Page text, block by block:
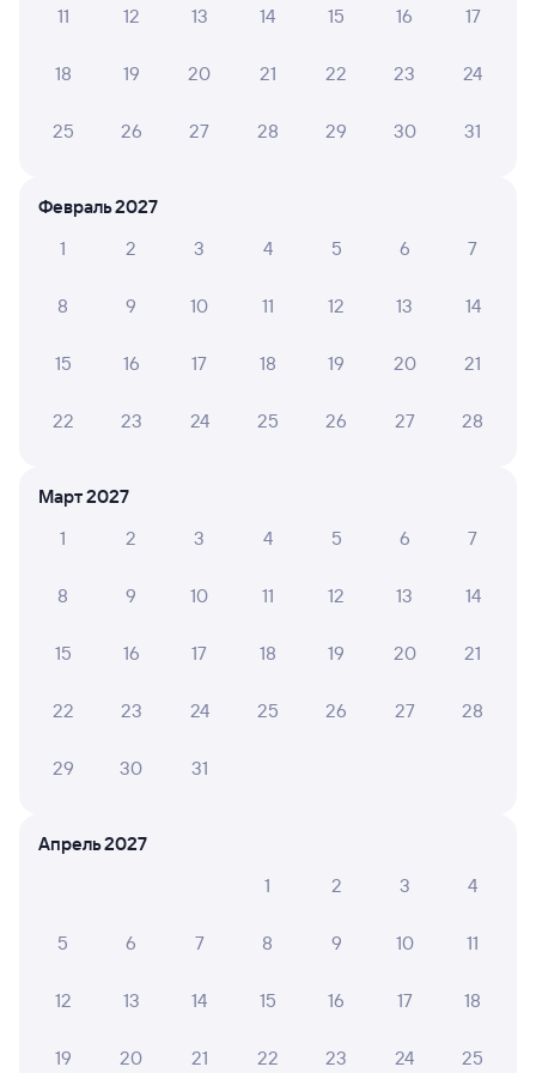
Железнодорожные билеты Ленинское
11 12 13 14 15 16 17
18 19 20 21 22 23 24
25 26 27 28 29 30 31
Февраль 2027
1
2 3 4 5 6 7
8 9 10 11 12 13 14
15 16 17 18 19 20 21
22 23 24 25 26 27 28
Март 2027
1
2 3 4 5 6 7
8 9 10 11 12 13 14
15 16 17 18 19 20 21
22 23 24 25 26 27 28
29 30 31
Апрель 2027
1
2 3 4
5 6 7 8 9 10 11
12 13 14 15 16 17 18
19 20 21 22 23 24 25